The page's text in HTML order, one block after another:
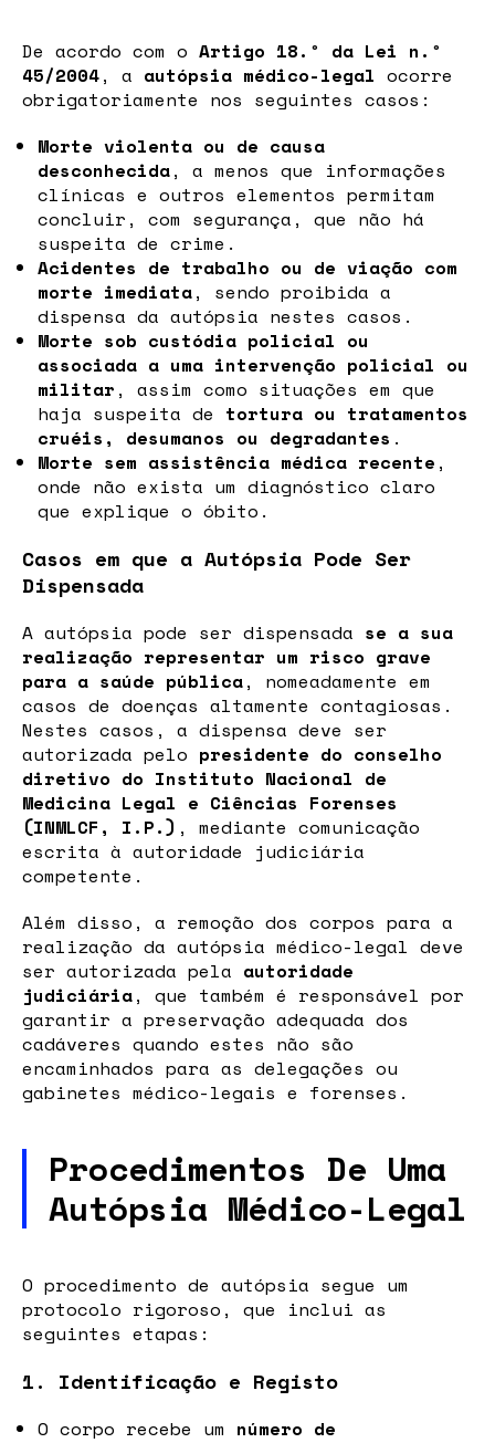
De acordo com o Artigo 18.º da Lei n.º
45/2004, a autópsia médico-legal ocorre
obrigatoriamente nos seguintes casos:
Morte violenta ou de causa
desconhecida, a menos que informações
clínicas e outros elementos permitam
concluir, com segurança, que não há
suspeita de crime.
Acidentes de trabalho ou de viação com
morte imediata, sendo proibida a
dispensa da autópsia nestes casos.
Morte sob custódia policial ou
associada a uma intervenção policial ou
militar , assim como situações em que
haja suspeita de tortura ou tratamentos
cruéis, desumanos ou degradantes .
Morte sem assistência médica recente ,
onde não exista um diagnóstico claro
que explique o óbito.
Casos em que a Autópsia Pode Ser
Dispensada
A autópsia pode ser dispensada se a sua
realização representar um risco grave
para a saúde pública, nomeadamente em
casos de doenças altamente contagiosas.
Nestes casos, a dispensa deve ser
autorizada pelo presidente do conselho
diretivo do Instituto Nacional de
Medicina Legal e Ciências Forenses
(INMLCF, I.P.) , mediante comunicação
escrita à autoridade judiciária
competente.
Além disso, a remoção dos corpos para a
realização da autópsia médico-legal deve
ser autorizada pela autoridade
judiciária, que também é responsável por
garantir a preservação adequada dos
cadáveres quando estes não são
encaminhados para as delegações ou
gabinetes médico-legais e forenses.
Procedimentos De Uma
Autópsia Médico-Legal
O procedimento de autópsia segue um
protocolo rigoroso, que inclui as
seguintes etapas:
1. Identificação e Registo
O corpo recebe um número de